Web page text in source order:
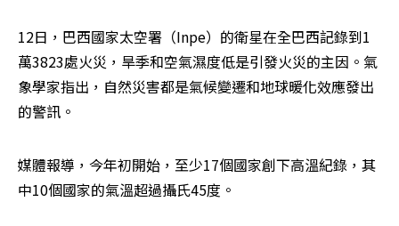
12日，巴西國家太空署（Inpe）的衛星在全巴西記錄到1
萬3823處火災，旱季和空氣濕度低是引發火災的主因。氣
象學家指出，自然災害都是氣候變遷和地球暖化效應發出
的警訊。
媒體報導，今年初開始，至少17個國家創下高溫紀錄，其
中10個國家的氣溫超過攝氏45度。